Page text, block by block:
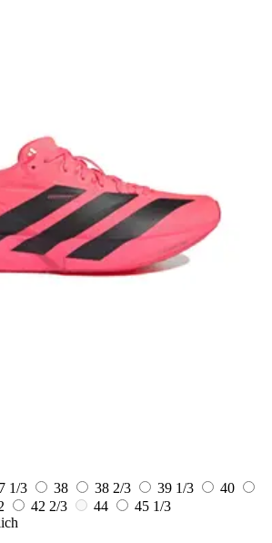
1/3 38 38 2/3 39 1/3
40
42 2/3 44
45 1/3